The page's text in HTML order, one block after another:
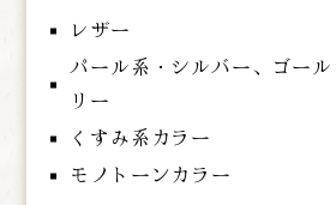
レザー
パール系・シルバー、ゴー
リー
くすみ系カラー
モノトーンカラー